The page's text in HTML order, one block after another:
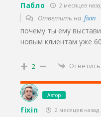
Пабло 2 месяцев
Ответить на fixin
почему ты ему
новым клиентам уже
2 Ответить
Автор
fixin 2 месяцев назад